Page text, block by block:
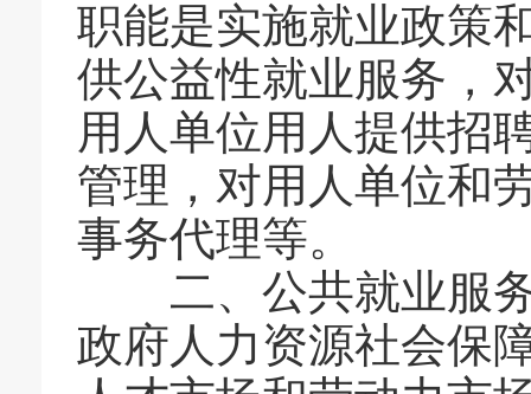
职能是实施就业政策
供公益性就业服务，
用人单位用人提供招
管理，对用人单位和
事务代理等。
二、公共就业服务
政府人力资源社会保